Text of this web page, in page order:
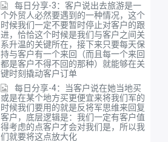
每日分享-3：客户说出去旅游是一
个外贸人必然要遇到的一种情况，这个
时候我们一定不要暂时停止对客户的跟
进，恰恰这个时候是我们与客户之间关
系升温的关键所在，接下来只要每天保
持与客户有一个来回（而且每一个来回
都是客户不得不回的那种）就能够在关
键时刻撬动客户订单
每日分享-4：当客户说在她当地买
或是在某个地方买更便宜来将我们军的
时候我们要用的就是反将军思维来回复
客户，底层逻辑是：我们一定有客户值
得考虑的点客户才会对我们是，所以我
们就要将这点放大化